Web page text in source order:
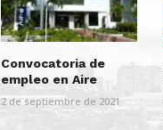
Convocatoria de
empleo en Aire
2 de septiembre de 2021